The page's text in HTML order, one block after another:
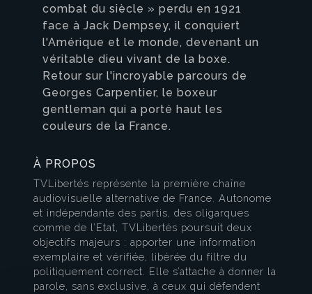
combat du siècle » perdu en 1921
face à Jack Dempsey, il conquiert
l'Amérique et le monde, devenant un
véritable dieu vivant de la boxe.
Retour sur l'incroyable parcours de
Georges Carpentier, le boxeur
gentleman qui a porté haut les
couleurs de la France.
À PROPOS
TVLibertés représente la première chaîne
audiovisuelle alternative de France. Autonome
et indépendante des partis, des oligarques
comme de l’Etat, TVLibertés poursuit deux
objectifs majeurs : apporter une information
exemplaire et vérifiée, libérée du filtre du
politiquement correct. Elle s’attache à donner la
parole, sans exclusive, à ceux qui défendent